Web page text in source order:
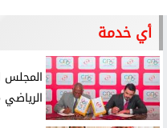
أي خدمة
المجلس